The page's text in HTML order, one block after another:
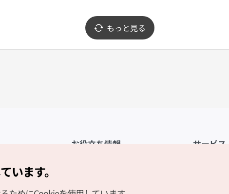
もっと見る
お役立ち情報 サービス
います。